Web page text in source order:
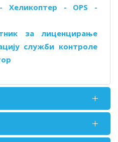
Хеликоптер - OPS -
за лиценцирање
служби контроле